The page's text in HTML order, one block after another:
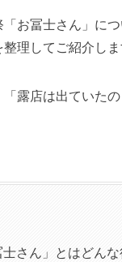
お冨士さん」に
理してご紹介しま
「露店は出ていた
さん」とはどん